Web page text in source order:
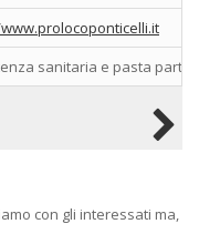
sanitaria e pasta party
con gli interessati ma,